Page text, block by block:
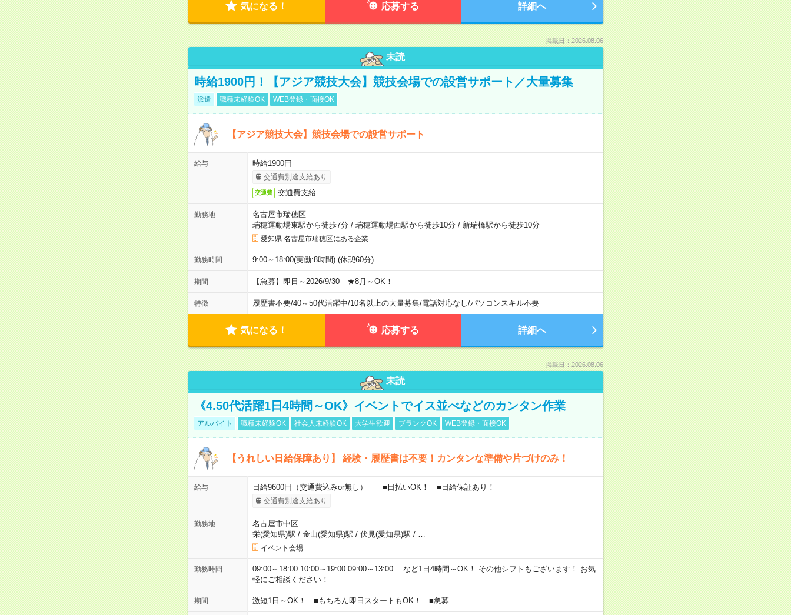
気になる！ 応募する 詳細へ
掲載日：2026.08.06
未読
時給1900円！【アジア競技大会】競技会場での設営サポート／大量募集
派遣 職種未経験OK WEB登録・面接OK
【アジア競技大会】競技会場での設営サポート
給与 時給1900円
交通費別途支給あり
交通費 交通費支給
勤務地
名古屋市瑞穂区
瑞穂運動場東駅から徒歩7分/ 瑞穂運動場西駅から徒歩10分/ 新瑞橋駅から徒歩10分
愛知県 名古屋市瑞穂区にある企業
勤務時間 9:00～18:00(実働:8時間) (休憩60分)
期間 【急募】即日～2026/9/30 ★8月～OK！
特徴 履歴書不要/40～50代活躍中/10名以上の大量募集/電話対応なし/パソコンスキル不要
気になる！ 応募する 詳細へ
掲載日：2026.08.06
未読
《4.50代活躍1日4時間～OK》イベントでイス並べなどのカンタン作業
アルバイト 職種未経験OK 社会人未経験OK 大学生歓迎 ブランクOK WEB登録・面接OK
【うれしい日給保障あり】 経験・履歴書は不要！カンタンな準備や片づけのみ！
給与 日給9600円（交通費込みor無し） ■日払いOK！ ■日給保証あり！
交通費別途支給あり
勤務地
名古屋市中区
栄(愛知県)駅 / 金山(愛知県)駅 / 伏見(愛知県)駅 /
イベント会場
勤務時間
09:00～18:00 10:00～19:00 09:00～13:00 …など1日4時間～OK！ その他シフトもございます！ お気
軽にご相談ください！
期間 激短1日～OK！ ■もちろん即日スタートもOK！ ■急募